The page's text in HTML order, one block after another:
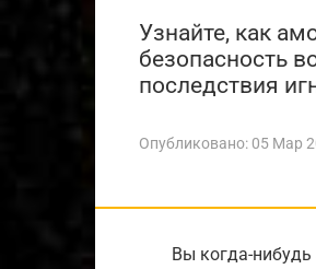
Узнайте, как
безопасность
последствия
Опубликовано: 05 Мар
Вы когда-